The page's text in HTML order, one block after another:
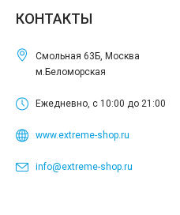
КОНТАКТЫ
Смольная 63Б, Москва
м.Беломорская
Ежедневно, с 10:00 до 21:00
www.extreme-shop.ru
info@extreme-shop.ru